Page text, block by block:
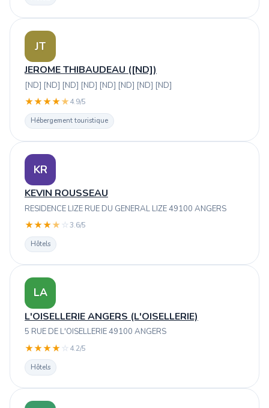
JT
JEROME THIBAUDEAU ([ND])
[ND] [ND] [ND] [ND] [ND] [ND] [ND] [ND]
★★★★★4.9/5
Hébergement touristique
KR
KEVIN ROUSSEAU
RESIDENCE LIZE RUE DU GENERAL LIZE 49100 ANGERS
★★★★ ☆3.6/5
Hôtels
LA
L'OISELLERIE ANGERS (L'OISELLERIE)
5 RUE DE L'OISELLERIE 49100 ANGERS
★★★★ ☆ 4.2/5
Hôtels